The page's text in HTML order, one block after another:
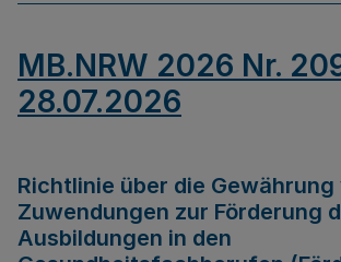
MB.NRW 2026 Nr.
28.07.2026
Richtlinie über die Gewährung
Zuwendungen zur Förderung
Ausbildungen in den